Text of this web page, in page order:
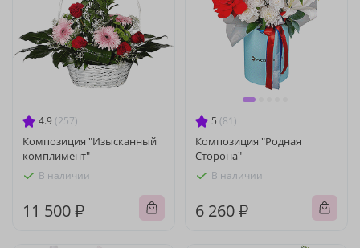
4.9 (257)
Композиция "Изысканный
комплимент"
В наличии
11 500 ₽
5 (81)
Композиция "Родная
Сторона"
В наличии
6 260 ₽